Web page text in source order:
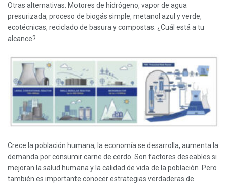
Otras alternativas: Motores de hidrógeno, vapor de agua
presurizada, proceso de biogás simple, metanol azul y verde,
ecotécnicas, reciclado de basura y compostas. ¿Cuál está a tu
alcance?
Crece la población humana, la economía se desarrolla, aumenta la
demanda por consumir carne de cerdo. Son factores deseables si
mejoran la salud humana y la calidad de vida de la población. Pero
también es importante conocer estrategias verdaderas de